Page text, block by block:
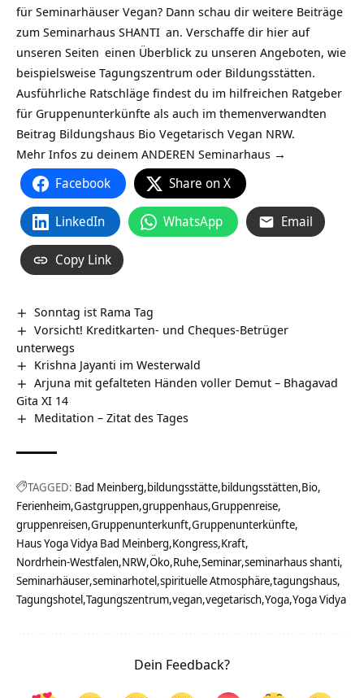
für Seminarhäuser Vegan? Dann schau dir weitere Beiträge
zum Seminarhaus SHANTI an. Verschaffe dir hier auf
unseren Seiten einen Überblick zu unseren Angeboten, wie
beispielsweise Tagungszentrum oder Bildungsstätten.
Ausführliche Ratschläge findest du im hilfreichen Ratgeber
für Gruppenunterkünfte als auch im themenverwandten
Beitrag Bildungshaus Bio Vegetarisch Vegan NRW.
Mehr Infos zu deinem ANDEREN Seminarhaus →
Facebook Share on X
LinkedIn WhatsApp Email
Copy Link
Sonntag ist Rama Tag
Vorsicht! Kreditkarten- und Cheques-Betrüger
unterwegs
Krishna Jayanti im Westerwald
Arjuna mit gefalteten Händen voller Demut – Bhagavad
Gita XI 14
Meditation – Zitat des Tages
TAGGED: Bad Meinberg bildungsstätte bildungsstätten Bio
Ferienheim Gastgruppen gruppenhaus Gruppenreise
gruppenreisen Gruppenunterkunft Gruppenunterkünfte
Haus Yoga Vidya Bad Meinberg Kongress Kraft
Nordrhein-Westfalen NRW Öko Ruhe Seminar seminarhaus shanti
Seminarhäuser seminarhotel spirituelle Atmosphäre tagungshaus
Tagungshotel Tagungszentrum vegan vegetarisch Yoga Yoga Vidya
Dein Feedback?